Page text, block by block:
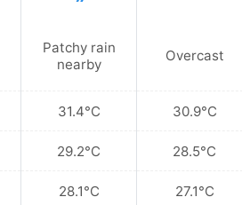
Patchy rain
nearby
31.4°C
29.2°C
28.1°C
Overcast
30.9°C
28.5°C
27.1°C